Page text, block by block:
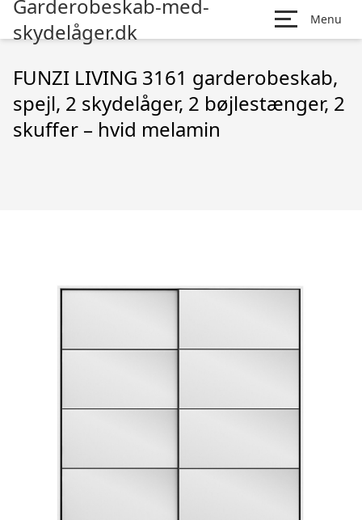
Garderobeskab-med-
skydelåger.dk
Menu
FUNZI LIVING 3161 garderobeskab,
spejl, 2 skydelåger, 2 bøjlestænger, 2
skuffer – hvid melamin